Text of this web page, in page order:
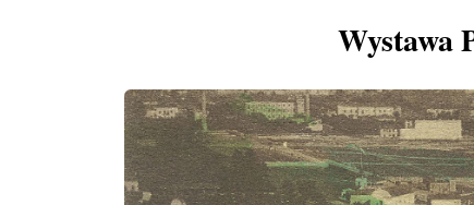
Wystawa